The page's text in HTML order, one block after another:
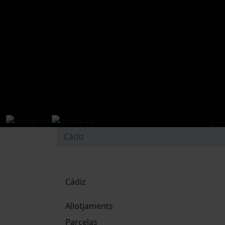
Cádiz
Allotjaments
Parcelas